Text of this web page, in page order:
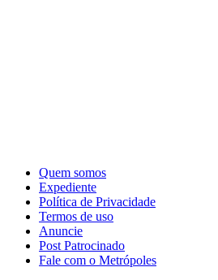
Quem somos
Expediente
Política de Privacidade
Termos de uso
Anuncie
Post Patrocinado
Fale com o Metrópoles